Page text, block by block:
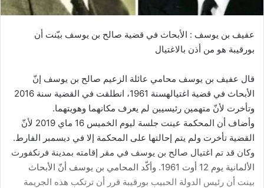
عفيف بن يوسف : الأبحاث في قضية صالح بن يوسف بيّنت أن
بورقيبة هو من أذن بالاغتيال
قال عفيف بن يوسف محامي عائلة الزعيم صالح بن يوسف إنّ
الأبحاث في قضية اغتيالهسنة 1961، انطلقت في القضية سنة 2016
وتأخرت لأنّ متهمين رئيسيين لم يعرف مكانهما وهويتهما.
وأضاف أن المحكمة عينت جلسة ليوم الخميس 16 ماي 2019 لأنّ
القضية تأخرت ولم يتم إحالتها على المحكمة إلا في ديسمبر الفارط.
وكان قد تم اغتيال صالح بن يوسف في مقر إقامته بمدينة فرنكفورت
الألمانية يوم 12 أوت 1961. وأكّد المحامي بن يوسف أنّ الأبحاث
بينت أن رئيس الدولة الحبيب بورقيبة قرر أن ترتكب هذه الجريمة